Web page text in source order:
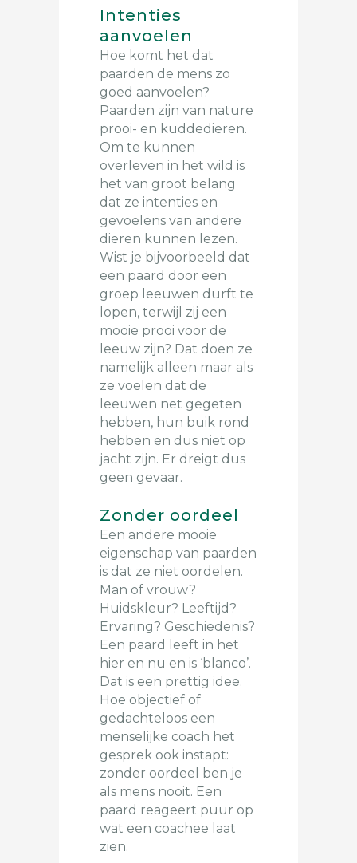
Intenties
aanvoelen
Hoe komt het dat
paarden de mens zo
goed aanvoelen?
Paarden zijn van nature
prooi- en kuddedieren.
Om te kunnen
overleven in het wild is
het van groot belang
dat ze intenties en
gevoelens van andere
dieren kunnen lezen.
Wist je bijvoorbeeld dat
een paard door een
groep leeuwen durft te
lopen, terwijl zij een
mooie prooi voor de
leeuw zijn? Dat doen ze
namelijk alleen maar als
ze voelen dat de
leeuwen net gegeten
hebben, hun buik rond
hebben en dus niet op
jacht zijn. Er dreigt dus
geen gevaar.
Zonder oordeel
Een andere mooie
eigenschap van paarden
is dat ze niet oordelen.
Man of vrouw?
Huidskleur? Leeftijd?
Ervaring? Geschiedenis?
Een paard leeft in het
hier en nu en is ‘blanco’.
Dat is een prettig idee.
Hoe objectief of
gedachteloos een
menselijke coach het
gesprek ook instapt:
zonder oordeel ben je
als mens nooit. Een
paard reageert puur op
wat een coachee laat
zien.